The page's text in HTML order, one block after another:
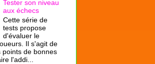
Tester son niveau
aux échecs
Cette série de
tests propose
d'évaluer le
Il s'agit de
points de bonnes
l'addi...